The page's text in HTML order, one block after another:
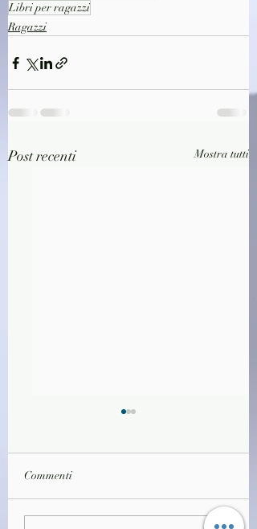
Libri per ragazzi
Ragazzi
Post recenti Mostra tutti
Commenti